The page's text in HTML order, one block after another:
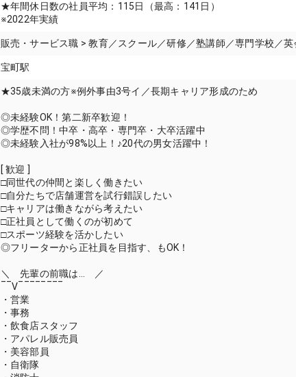
★年間休日数の社員平均：115日（最高：141日）
※2022年実績
販売・サービス職 > 教育／スクール／研修／塾講師／専門学校／
宝町駅
★35歳未満の方※例外事由3号イ／長期キャリア形成のため
◎未経験OK！第二新卒歓迎！
◎学歴不問！中卒・高卒・専門卒・大卒活躍中
◎未経験入社が98%以上！♪20代の男女活躍中！
[ 歓迎 ]
□同世代の仲間と楽しく働きたい
□自分たちで店舗運営を試行錯誤したい
□キャリアは働きながら考えたい
□正社員として働くのが初めて
□スポーツ経験を活かしたい
◎フリーターから正社員を目指す、もOK！
＼ 先輩の前職は… ／
‾‾V‾‾‾‾‾‾‾‾
・営業
・事務
・飲食店スタッフ
・アパレル販売員
・美容部員
・自衛隊